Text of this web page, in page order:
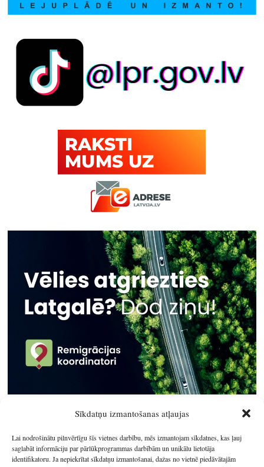
Sīkdatņu izmantošanas atļaujas
Lai nodrošinātu pilnvērtīgu šīs vietnes darbību, mēs izmantojam sīkdatnes, kas ļauj
saglabāt informāciju par pārlūkprogrammas darbībām un unikālu lietotāja
identifikatoru. Ja nepiekrītat sīkdatņu izmantošanai, dažas no vietnē piedāvātajām